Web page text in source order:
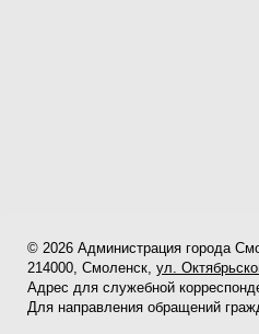
© 2026 Администрация города
214000, Смоленск,ул.
Адрес для служебной
Для направления обращений